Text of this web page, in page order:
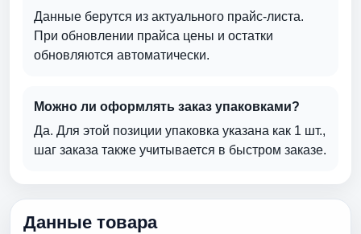
Данные берутся из актуального прайс-листа.
При обновлении прайса цены и остатки
обновляются автоматически.
Можно ли оформлять заказ упаковками?
Да. Для этой позиции упаковка указана как 1 шт.,
шаг заказа также учитывается в быстром заказе.
Данные товара